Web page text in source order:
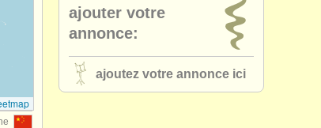
ajouter votre
annonce:
ajoutez votre annonce ici